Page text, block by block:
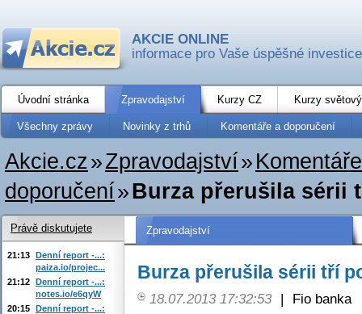
AKCIE ONLINE
informace pro Vaše úspěšné investice
Úvodní stránka Zpravodajství Kurzy CZ Kurzy
Všechny zprávy Novinky z trhů Komentáře a doporučení
Akcie.cz»Zpravodajství»
doporučení»Burza přerušila sérii
Zpravodajství
Burza přerušila sérii tří
18.07.2013 17:32:53 |
Fio banka
Právě diskutujete
21:13 Denní report -...:
paiza.io/projec...
21:12 Denní report -...:
notes.io/e6qyW
20:15 Denní report -...: